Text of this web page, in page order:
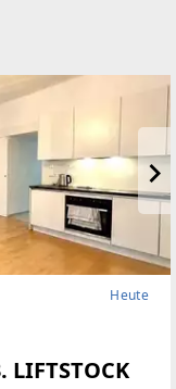
Heute
LIFTSTOCK